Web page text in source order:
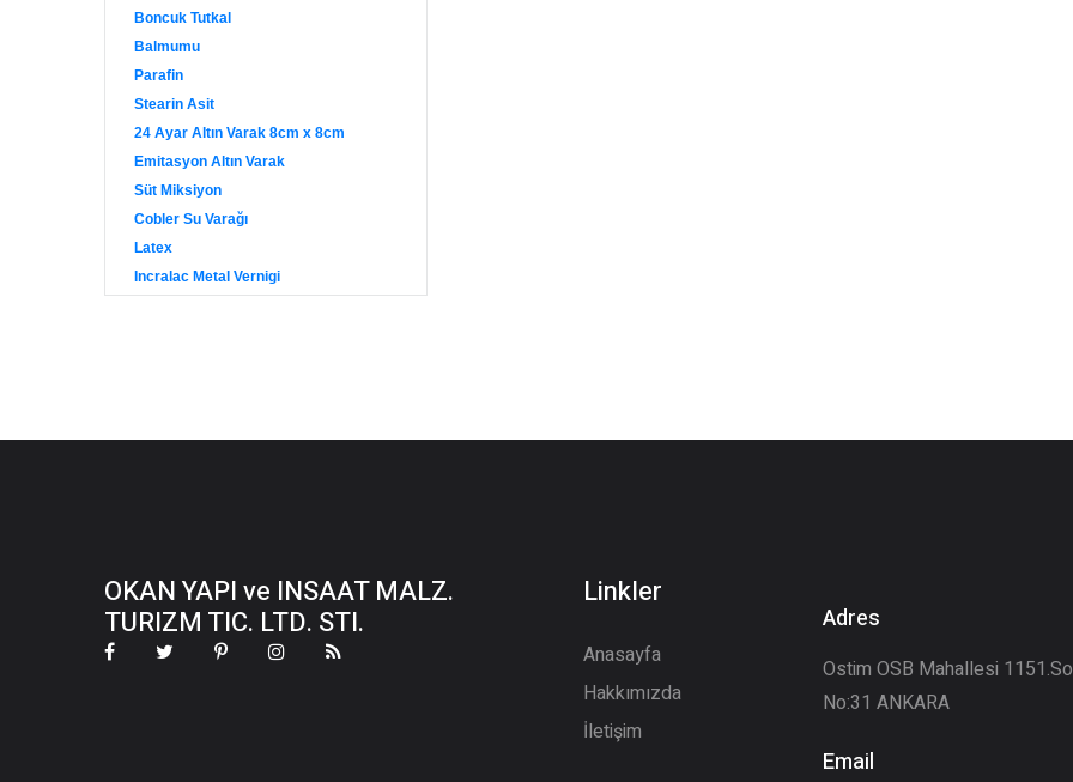
Boncuk Tutkal
Balmumu
Parafin
Stearin Asit
24 Ayar Altın Varak 8cm x 8cm
Emitasyon Altın Varak
Süt Miksiyon
Cobler Su Varağı
Latex
Incralac Metal Vernigi
OKAN YAPI ve INSAAT MALZ.
TURIZM TIC. LTD. STI.
Linkler
Anasayfa
Hakkımızda
İletişim
Adres
Ostim OSB Mahallesi
No:31 ANKARA
Email